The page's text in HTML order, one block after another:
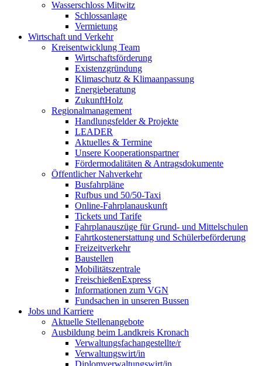
Wasserschloss Mitwitz
Schlossanlage
Vermietung
Wirtschaft und Verkehr
Kreisentwicklung Team
Wirtschaftsförderung
Existenzgründung
Klimaschutz & Klimaanpassung
Energieberatung
ZukunftHolz
Regionalmanagement
Handlungsfelder & Projekte
LEADER
Aktuelles & Termine
Unsere Kooperationspartner
Fördermodalitäten & Antragsdokumente
Öffentlicher Nahverkehr
Busfahrpläne
Rufbus und 50/50-Taxi
Online-Fahrplanauskunft
Tickets und Tarife
Fahrplanauszüge für Grund- und Mittelschulen
Fahrtkostenerstattung und Schülerbeförderung
Freizeitverkehr
Baustellen
Mobilitätszentrale
FreischießenExpress
Informationen zum VGN
Fundsachen in unseren Bussen
Jobs und Karriere
Aktuelle Stellenangebote
Ausbildung beim Landkreis Kronach
Verwaltungsfachangestellte/r
Verwaltungswirt/in
Diplomverwaltungswirt/in